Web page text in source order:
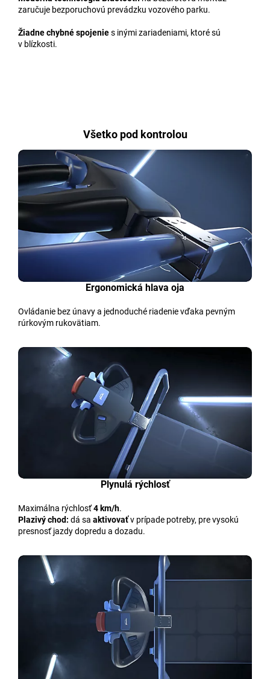
zaručuje bezporuchovú prevádzku vozového parku.
Žiadne chybné spojenies inými zariadeniami, ktoré sú
v blízkosti.
Všetko pod kontrolou
Ergonomická hlava oja
Ovládanie bez únavy a jednoduché riadenie vďaka pevným
rúrkovým rukovätiam.
Plynulá rýchlosť
Maximálna rýchlosť4 km/h.
Plazivý chod: dá sa aktivovaťv prípade potreby, pre vysokú
presnosť jazdy dopredu a dozadu.